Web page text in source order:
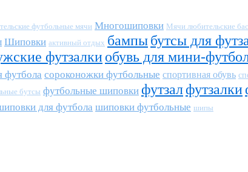
футбольные мячи Многошиповки Мячи любительские
Шиповки активный отдых бампыбутсы для
футзалкиобувь для мини-
футбола сороконожки футбольные спортивная обувь
бутсы футбольные шиповки футзалфутзалки
для футбола шиповки футбольные шипы